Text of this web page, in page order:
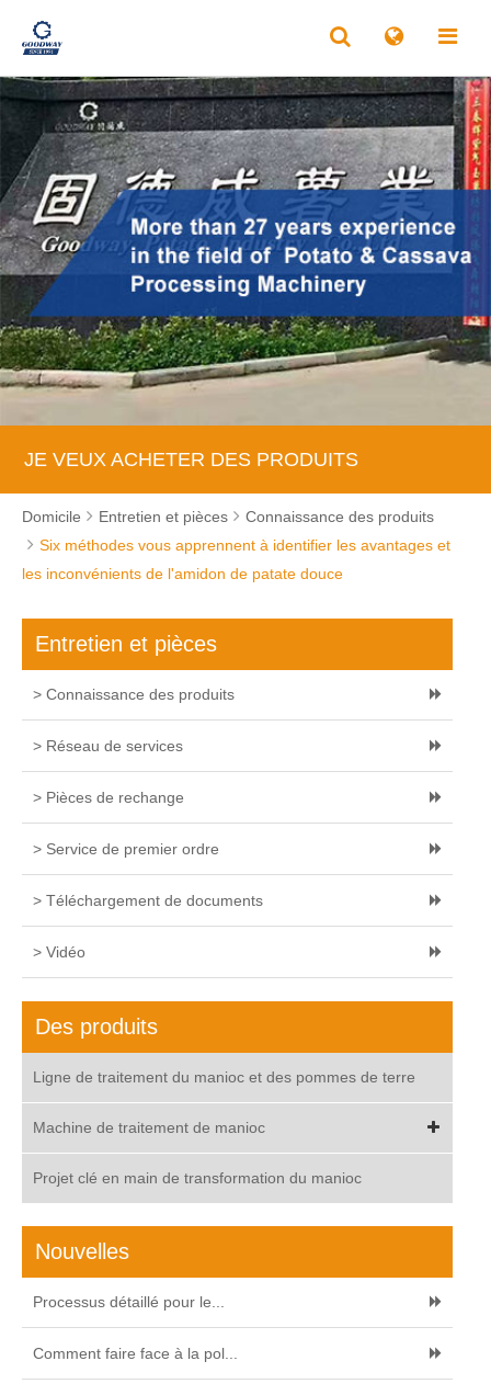
JE VEUX ACHETER DES PRODUITS
Domicile Entretien et pièces
Connaissance des produits
Six méthodes vous apprennent à identifier les avantages et
les inconvénients de l'amidon de patate douce
Entretien et pièces
> Connaissance des produits
> Réseau de services
> Pièces de rechange
> Service de premier ordre
> Téléchargement de documents
> Vidéo
Des produits
Ligne de traitement du manioc et des pommes de terre
Machine de traitement de manioc
Projet clé en main de transformation du manioc
Nouvelles
Processus détaillé pour le...
Comment faire face à la pol...